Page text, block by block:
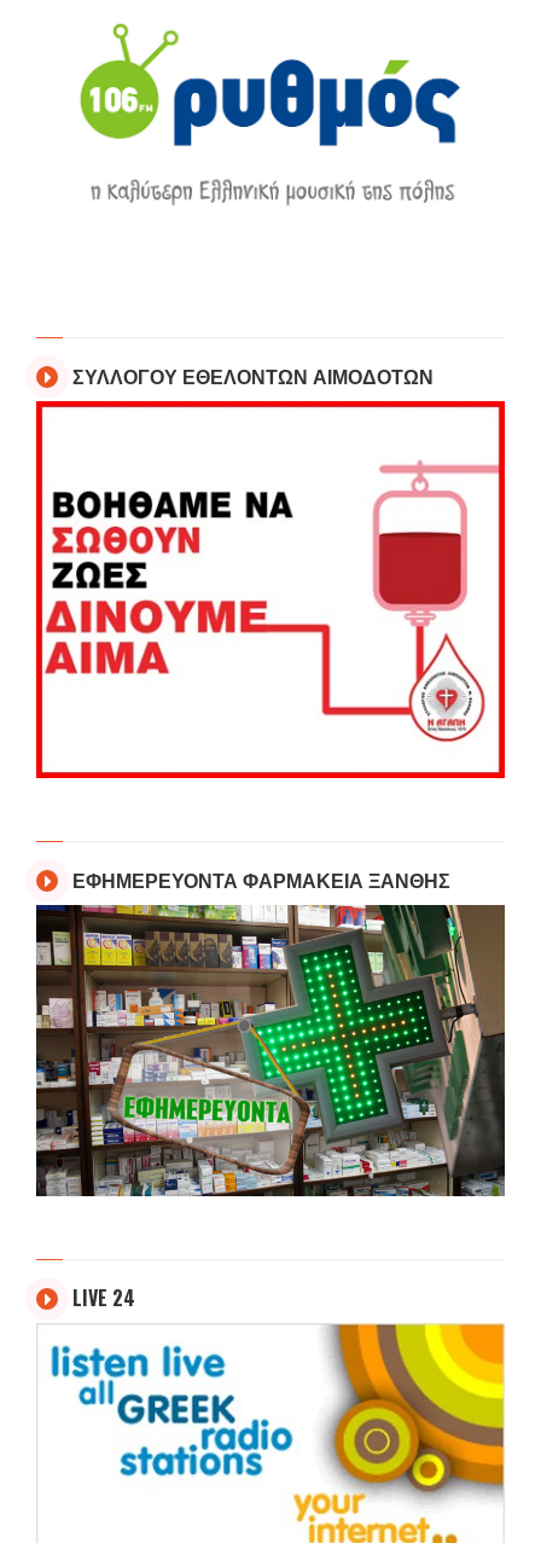
ΣΥΛΛΟΓΟΥ ΕΘΕΛΟΝΤΩΝ ΑΙΜΟΔΟΤΩΝ
ΕΦΗΜΕΡΕΥΟΝΤΑ ΦΑΡΜΑΚΕΙΑ ΞΑΝΘΗΣ
LIVE 24